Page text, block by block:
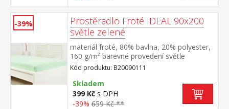
-39%
Prostěradlo Froté IDEAL 90x200
světle zelené
materiál froté, 80% bavlna, 20% polyester,
160 g/m² barevné provedení světle
zelená savé, odolné, stálobarevné, obšito
gumou pro matrace do výšky 25
cm pratelné do 40 °C
Kód produktu: B20090111
Skladem
399 Kč s DPH
-39% 659 Kč **